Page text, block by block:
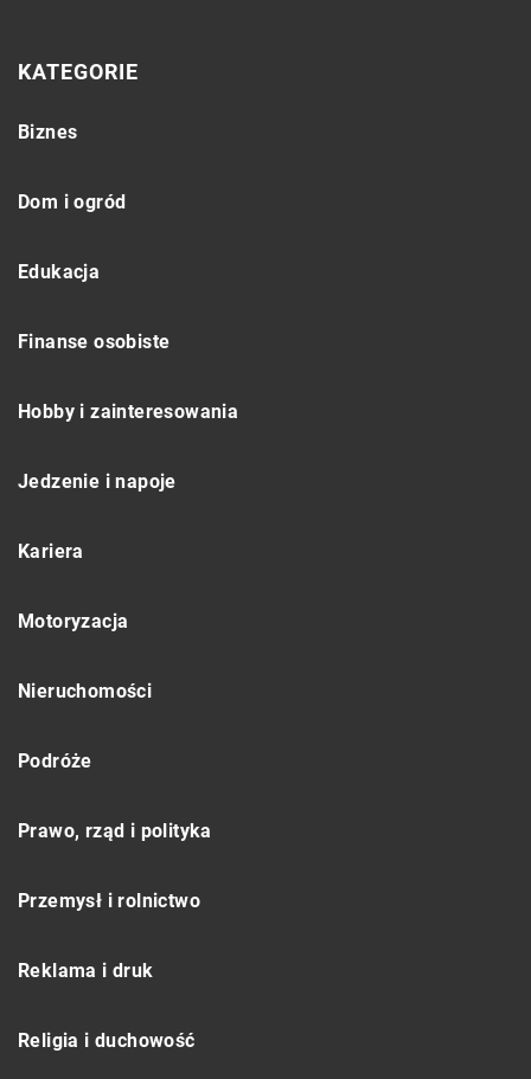
KATEGORIE
Biznes
Dom i ogród
Edukacja
Finanse osobiste
Hobby i zainteresowania
Jedzenie i napoje
Kariera
Motoryzacja
Nieruchomości
Podróże
Prawo, rząd i polityka
Przemysł i rolnictwo
Reklama i druk
Religia i duchowość